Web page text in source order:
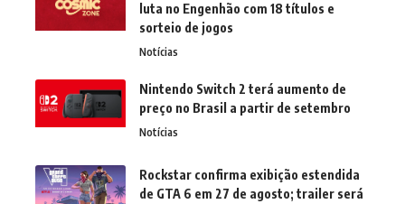
luta no Engenhão com 18 títulos e
sorteio de jogos
Notícias
Nintendo Switch 2 terá aumento de
preço no Brasil a partir de setembro
Notícias
Rockstar confirma exibição estendida
de GTA 6 em 27 de agosto; trailer será